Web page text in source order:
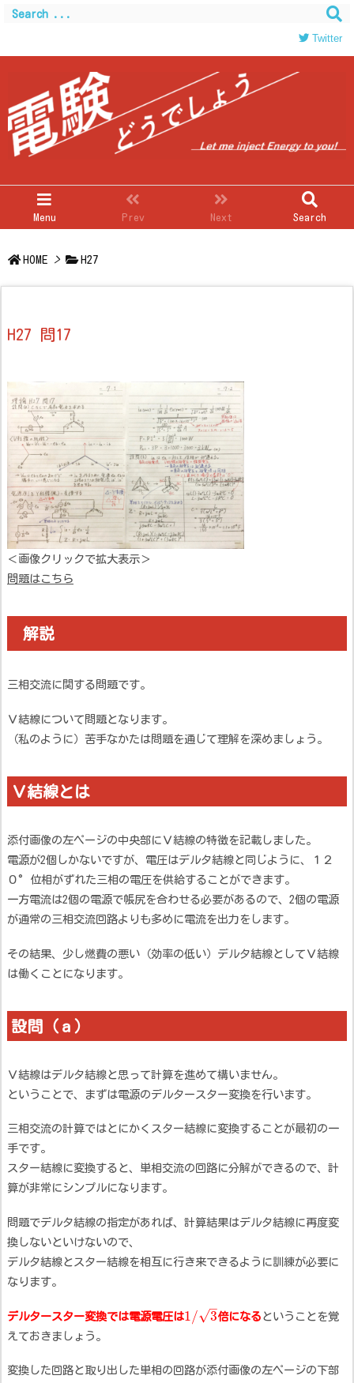
Menu Prev Next Search
Twitter
HOME > H27
H27 問17
＜画像クリックで拡大表示＞
問題はこちら
解説
三相交流に関する問題です。
Ｖ結線について問題となります。
（私のように）苦手なかたは問題を通じて理解を深めましょう。
Ｖ結線とは
添付画像の左ページの中央部にＶ結線の特徴を記載しました。
電源が2個しかないですが、電圧はデルタ結線と同じように、１２
０°位相がずれた三相の電圧を供給することができます。
一方電流は2個の電源で帳尻を合わせる必要があるので、2個の電源
が通常の三相交流回路よりも多めに電流を出力をします。
その結果、少し燃費の悪い（効率の低い）デルタ結線としてＶ結線
は働くことになります。
設問（ａ）
Ｖ結線はデルタ結線と思って計算を進めて構いません。
ということで、まずは電源のデルタースター変換を行います。
三相交流の計算ではとにかくスター結線に変換することが最初の一
手です。
スター結線に変換すると、単相交流の回路に分解ができるので、計
算が非常にシンプルになります。
問題でデルタ結線の指定があれば、計算結果はデルタ結線に再度変
換しないといけないので、
デルタ結線とスター結線を相互に行き来できるように訓練が必要に
なります。
デルタースター変換では電源電圧は1/ 3
–
√ 倍になる ということを覚
えておきましょう。
変換した回路と取り出した単相の回路が添付画像の左ページの下部